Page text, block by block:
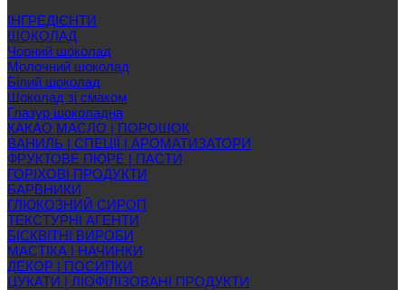
ІНГРЕДІЄНТИ
ШОКОЛАД
Чорний шоколад
Молочний шоколад
Білий шоколад
Шоколад зі смаком
Глазур шоколадна
КАКАО МАСЛО | ПОРОШОК
ВАНИЛЬ | СПЕЦІЇ | АРОМАТИЗАТОРИ
ФРУКТОВЕ ПЮРЕ | ПАСТИ
ГОРІХОВІ ПРОДУКТИ
БАРВНИКИ
ГЛЮКОЗНИЙ СИРОП
ТЕКСТУРНІ АГЕНТИ
БІСКВІТНІ ВИРОБИ
МАСТІКА | НАЧИНКИ
ДЕКОР | ПОСИПКИ
ЦУКАТИ | ЛІОФІЛІЗОВАНІ ПРОДУКТИ